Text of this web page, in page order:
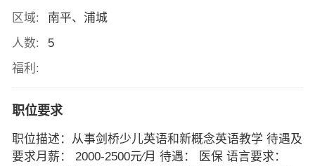
区域:
南平、浦城
人数:
5
福利:
职位要求
职位描述：从事剑桥少儿英语和新概念英语教学 待遇及
要求月薪： 2000-2500元∕月 待遇： 医保 语言要求：